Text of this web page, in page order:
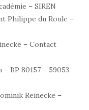
– SIREN
Philippe du Roule –
– Contact
BP 80157 – 59053
Reinecke –